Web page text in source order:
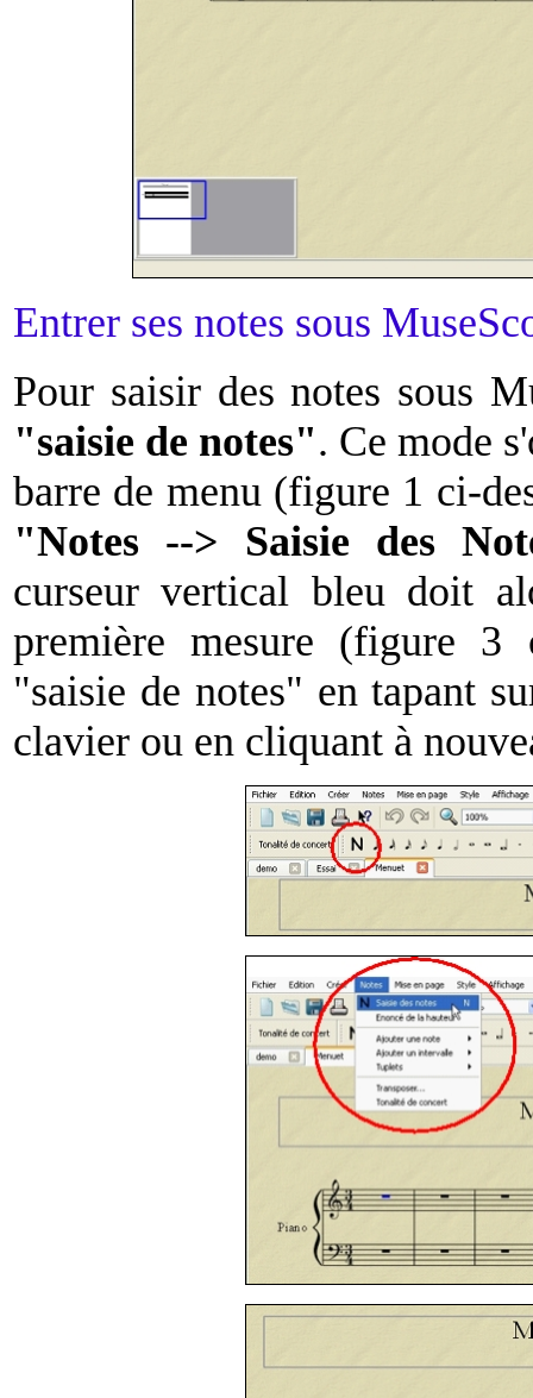
Entrer ses notes sous
Pour saisir des notes sous
"saisie de notes". Ce mode
barre de menu (figure 1 ci-
"Notes --> Saisie des
curseur vertical bleu doit
première mesure (figure 3
"saisie de notes" en tapant
clavier ou en cliquant à